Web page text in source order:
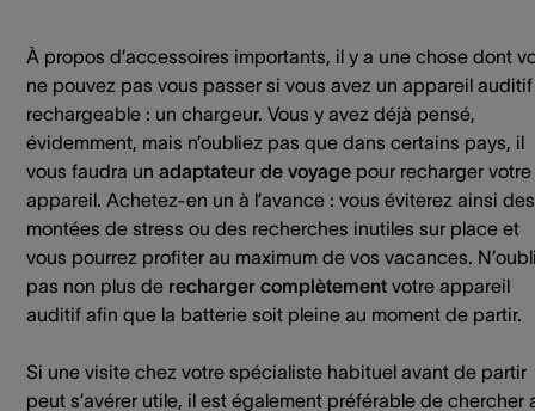
À propos d’accessoires importants, il y a une chose dont
ne pouvez pas vous passer si vous avez un appareil auditif
rechargeable : un chargeur. Vous y avez déjà pensé,
évidemment, mais n’oubliez pas que dans certains pays, il
vous faudra un adaptateur de voyage pour recharger votre
appareil. Achetez-en un à l’avance : vous éviterez ainsi des
montées de stress ou des recherches inutiles sur place et
vous pourrez profiter au maximum de vos vacances.
pas non plus de recharger complètement votre appareil
auditif afin que la batterie soit pleine au moment de partir.
Si une visite chez votre spécialiste habituel avant de partir
peut s’avérer utile, il est également préférable de chercher